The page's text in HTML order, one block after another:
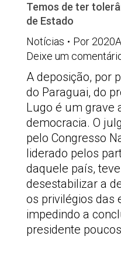
Temos de ter
de Estado
Notícias
Por
Deixe um
A deposição, por
do Paraguai, do
Lugo é um grave
democracia. O
pelo Congresso
liderado pelos
daquele país,
desestabilizar a
os privilégios das
impedindo a
presidente